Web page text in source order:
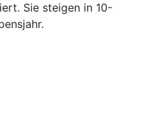
Sie steigen in 10-